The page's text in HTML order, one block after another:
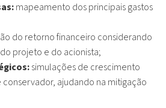
mapeamento dos principais gastos
do retorno financeiro considerando
projeto e do acionista;
simulações de crescimento
ajudando na mitigação